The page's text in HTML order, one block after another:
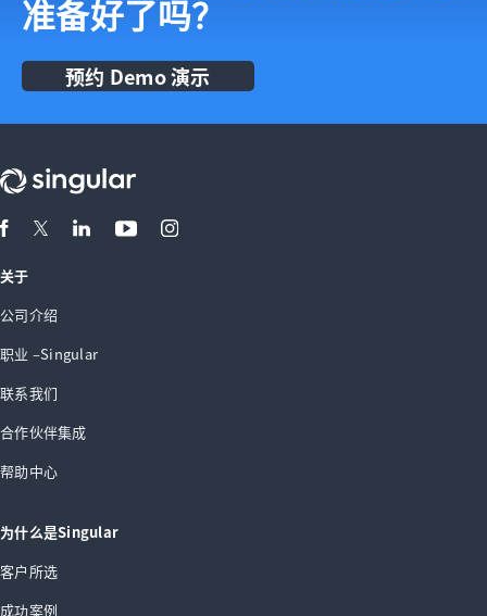
准备好了吗？
预约 Demo 演示
关于
公司介绍
职业 –Singular
联系我们
合作伙伴集成
帮助中心
为什么是Singular
客户所选
成功案例